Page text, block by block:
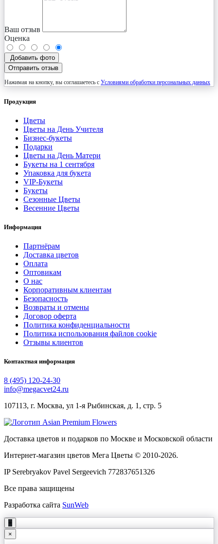
Ваш отзыв
Оценка
Добавить фото
Отправить отзыв
Нажимая на кнопку, вы соглашаетесь с Условиями обработки персональных данных
Продукция
Цветы
Цветы на День Учителя
Бизнес-букеты
Подарки
Цветы на День Матери
Букеты на 1 сентября
Упаковка для букета
VIP-Букеты
Букеты
Сезонные Цветы
Весенние Цветы
Информация
Партнёрам
Доставка цветов
Оплата
Оптовикам
О нас
Корпоративным клиентам
Безопасность
Возвраты и отмены
Договор оферта
Политика конфиденциальности
Политика использования файлов cookie
Отзывы клиентов
Контактная информация
8 (495) 120-24-30
info@megacvet24.ru
107113, г. Москва, ул 1-я Рыбинская, д. 1, стр. 5
Доставка цветов и подарков по Москве и Московской области
Интернет-магазин цветов Мега Цветы © 2010-2026.
IP Serebryakov Pavel Sergeevich 772837651326
Все права защищены
Разработка сайта SunWeb
+
×